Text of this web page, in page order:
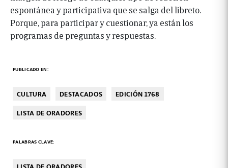
espontánea y participativa que se salga del libreto.
Porque, para participar y cuestionar, ya están los
programas de preguntas y respuestas.
PUBLICADO EN:
CULTURA DESTACADOS
EDICIÓN 1768
LISTA DE ORADORES
PALABRAS CLAVE: